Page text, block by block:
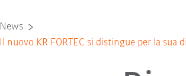
News
Il nuovo KR FORTEC si distingue per la